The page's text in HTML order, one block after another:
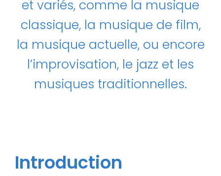
et variés, comme la musique
classique, la musique de film,
la musique actuelle, ou encore
l’improvisation, le jazz et les
musiques traditionnelles.
Introduction